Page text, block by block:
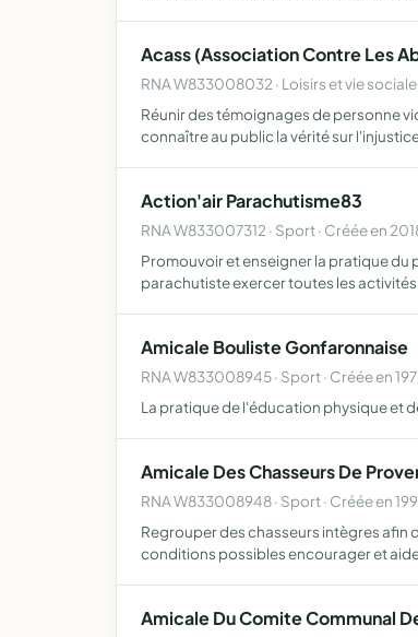
Acass (Association Contre Les
RNA W833008032 · Loisirs et vie sociale
Réunir des témoignages de personne
connaître au public la vérité sur
Action'air Parachutisme83
RNA W833007312 · Sport · Créée en
Promouvoir et enseigner la pratique
parachutiste exercer toutes les
Amicale Bouliste Gonfaronnaise
RNA W833008945 · Sport · Créée en
La pratique de l'éducation physique et
Amicale Des Chasseurs De
RNA W833008948 · Sport · Créée en
Regrouper des chasseurs intègres afin
conditions possibles encourager et
Amicale Du Comite Communal